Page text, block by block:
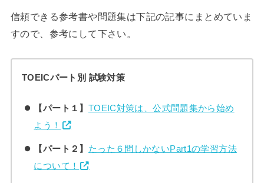
信頼できる参考書や問題集は下記の記事にまとめていま
すので、参考にして下さい。
TOEICパート別 試験対策
【パート１】 TOEIC対策は、公式問題集から始め
よう！
【パート２】 たった６問しかないPart1の学習方法
について！